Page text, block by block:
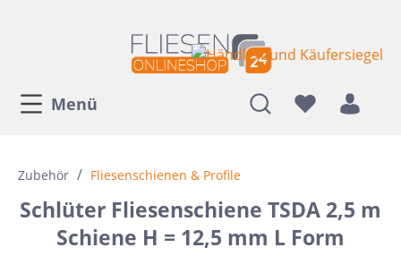
Menü
Zubehör / Fliesenschienen & Profile
Schlüter Fliesenschiene TSDA 2,5 m
Schiene H = 12,5 mm L Form